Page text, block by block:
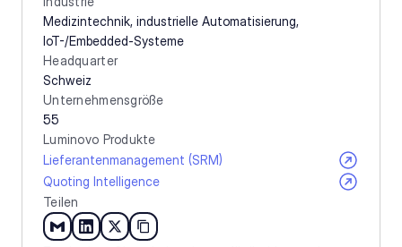
Medizintechnik, industrielle Automatisierung,
IoT-/Embedded-Systeme
Headquarter
Schweiz
Unternehmensgröße
55
Luminovo Produkte
Lieferantenmanagement (SRM)
Quoting Intelligence
Teilen